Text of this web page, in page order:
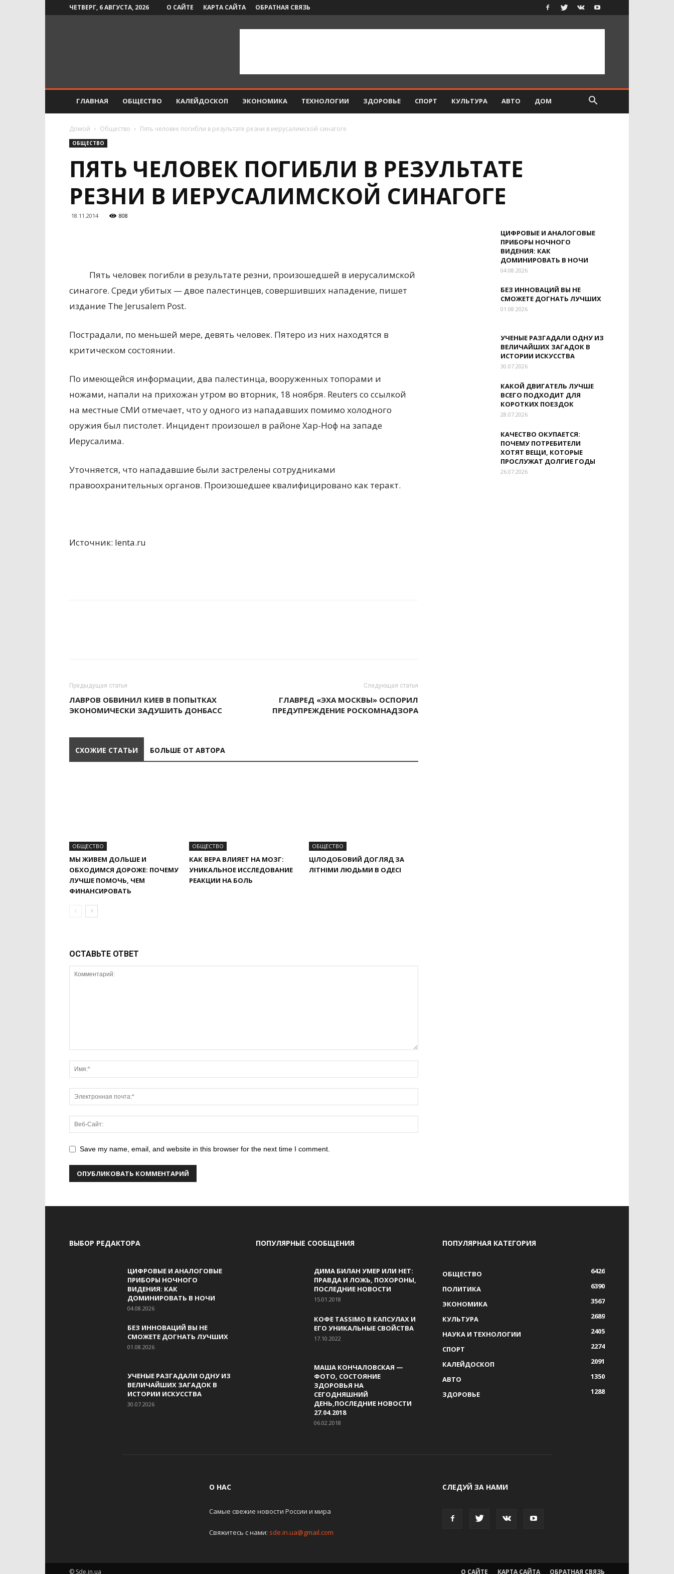
ЧЕТВЕРГ, 6 АВГУСТА, 2026 О САЙТЕ КАРТА САЙТА ОБРАТНАЯ СВЯЗЬ
ГЛАВНАЯ ОБЩЕСТВО КАЛЕЙДОСКОП ЭКОНОМИКА ТЕХНОЛОГИИ ЗДОРОВЬЕ СПОРТ КУЛЬТУРА АВТО ДОМ
Домой Общество Пять человек погибли в результате резни в иерусалимской синагоге
ОБЩЕСТВО
ПЯТЬ ЧЕЛОВЕК ПОГИБЛИ В РЕЗУЛЬТАТЕ
РЕЗНИ В ИЕРУСАЛИМСКОЙ СИНАГОГЕ
18.11.2014 808
Пять человек погибли в результате резни, произошедшей в иерусалимской
синагоге. Среди убитых — двое палестинцев, совершивших нападение, пишет
издание The Jerusalem Post.
Пострадали, по меньшей мере, девять человек. Пятеро из них находятся в
критическом состоянии.
По имеющейся информации, два палестинца, вооруженных топорами и
ножами, напали на прихожан утром во вторник, 18 ноября. Reuters со ссылкой
на местные СМИ отмечает, что у одного из нападавших помимо холодного
оружия был пистолет. Инцидент произошел в районе Хар-Ноф на западе
Иерусалима.
Уточняется, что нападавшие были застрелены сотрудниками
правоохранительных органов. Произошедшее квалифицировано как теракт.
Источник: lenta.ru
Предыдущая статья
ЛАВРОВ ОБВИНИЛ КИЕВ В ПОПЫТКАХ
ЭКОНОМИЧЕСКИ ЗАДУШИТЬ ДОНБАСС
Следующая статья
ГЛАВРЕД «ЭХА МОСКВЫ» ОСПОРИЛ
ПРЕДУПРЕЖДЕНИЕ РОСКОМНАДЗОРА
СХОЖИЕ СТАТЬИ БОЛЬШЕ ОТ АВТОРА
ОБЩЕСТВО
МЫ ЖИВЕМ ДОЛЬШЕ И
ОБХОДИМСЯ ДОРОЖЕ: ПОЧЕМУ
ЛУЧШЕ ПОМОЧЬ, ЧЕМ
ФИНАНСИРОВАТЬ
ОБЩЕСТВО
КАК ВЕРА ВЛИЯЕТ НА МОЗГ:
УНИКАЛЬНОЕ ИССЛЕДОВАНИЕ
РЕАКЦИИ НА БОЛЬ
ОБЩЕСТВО
ЦІЛОДОБОВИЙ ДОГЛЯД ЗА
ЛІТНІМИ ЛЮДЬМИ В ОДЕСІ
ОСТАВЬТЕ ОТВЕТ
Save my name, email, and website in this browser for the next time I comment.
ЦИФРОВЫЕ И АНАЛОГОВЫЕ
ПРИБОРЫ НОЧНОГО
ВИДЕНИЯ: КАК
ДОМИНИРОВАТЬ В НОЧИ
04.08.2026
БЕЗ ИННОВАЦИЙ ВЫ НЕ
СМОЖЕТЕ ДОГНАТЬ ЛУЧШИХ
01.08.2026
УЧЕНЫЕ РАЗГАДАЛИ ОДНУ ИЗ
ВЕЛИЧАЙШИХ ЗАГАДОК В
ИСТОРИИ ИСКУССТВА
30.07.2026
КАКОЙ ДВИГАТЕЛЬ ЛУЧШЕ
ВСЕГО ПОДХОДИТ ДЛЯ
КОРОТКИХ ПОЕЗДОК
28.07.2026
КАЧЕСТВО ОКУПАЕТСЯ:
ПОЧЕМУ ПОТРЕБИТЕЛИ
ХОТЯТ ВЕЩИ, КОТОРЫЕ
ПРОСЛУЖАТ ДОЛГИЕ ГОДЫ
26.07.2026
ВЫБОР РЕДАКТОРА
ЦИФРОВЫЕ И АНАЛОГОВЫЕ
ПРИБОРЫ НОЧНОГО
ВИДЕНИЯ: КАК
ДОМИНИРОВАТЬ В НОЧИ
04.08.2026
БЕЗ ИННОВАЦИЙ ВЫ НЕ
СМОЖЕТЕ ДОГНАТЬ ЛУЧШИХ
01.08.2026
УЧЕНЫЕ РАЗГАДАЛИ ОДНУ ИЗ
ВЕЛИЧАЙШИХ ЗАГАДОК В
ИСТОРИИ ИСКУССТВА
30.07.2026
ПОПУЛЯРНЫЕ СООБЩЕНИЯ
ДИМА БИЛАН УМЕР ИЛИ НЕТ:
ПРАВДА И ЛОЖЬ, ПОХОРОНЫ,
ПОСЛЕДНИЕ НОВОСТИ
15.01.2018
КОФЕ TASSIMO В КАПСУЛАХ И
ЕГО УНИКАЛЬНЫЕ СВОЙСТВА
17.10.2022
МАША КОНЧАЛОВСКАЯ —
ФОТО, СОСТОЯНИЕ
ЗДОРОВЬЯ НА
СЕГОДНЯШНИЙ
ДЕНЬ,ПОСЛЕДНИЕ НОВОСТИ
27.04.2018
06.02.2018
ПОПУЛЯРНАЯ КАТЕГОРИЯ
ОБЩЕСТВО
6426
ПОЛИТИКА
6390
ЭКОНОМИКА
3567
КУЛЬТУРА
2689
НАУКА И ТЕХНОЛОГИИ
2405
СПОРТ
2274
КАЛЕЙДОСКОП
2091
АВТО
1350
ЗДОРОВЬЕ
1288
О НАС
Самые свежие новости России и мира
Свяжитесь с нами: sde.in.ua@gmail.com
СЛЕДУЙ ЗА НАМИ
О САЙТЕ КАРТА САЙТА ОБРАТНАЯ СВЯЗЬ
© Sde.in.ua